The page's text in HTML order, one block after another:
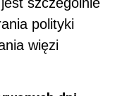
polityki
więzi